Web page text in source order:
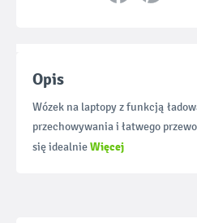
Opis
Wózek na laptopy z funkcją
przechowywania i łatwego
się idealnieWięcej